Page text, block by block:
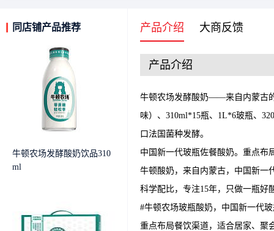
同店铺产品推荐
牛顿农场发酵酸奶饮品310
ml
产品介绍 大商反馈
产品介绍
牛顿农场发酵酸奶——来自内蒙古
味）、310ml*15瓶、1L*6玻瓶、
口法国菌种发酵。
中国新一代玻瓶佐餐酸奶。重点布
牛顿酸奶，来自内蒙古，中国新一
科学配比，专注15年，只做一瓶好
#牛顿农场玻瓶酸奶，中国新一代
重点布局餐饮渠道，适合居家、聚